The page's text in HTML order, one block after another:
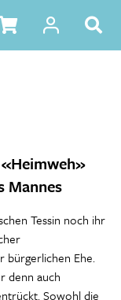
DES MATIÈRES
Mannes
Tessin noch ihr
bürgerlichen Ehe.
denn auch
Sowohl die